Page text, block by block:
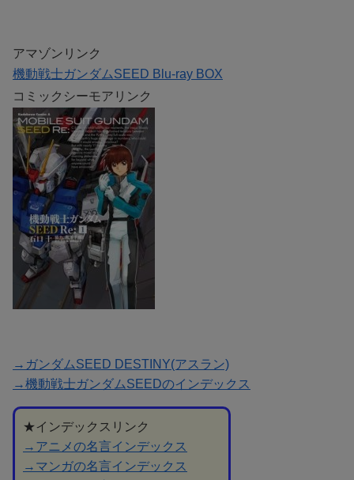
アマゾンリンク
機動戦士ガンダムSEED Blu-ray BOX
コミックシーモアリンク
→ガンダムSEED DESTINY(アスラン)
→機動戦士ガンダムSEEDのインデックス
★インデックスリンク
→アニメの名言インデックス
→マンガの名言インデックス